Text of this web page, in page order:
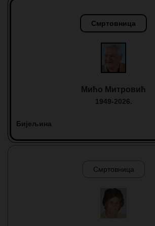
Смртовница
Мићо Митровић
1949-2026.
Бијељина
Смртовница